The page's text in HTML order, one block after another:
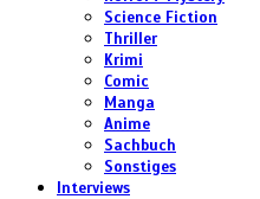
Science Fiction
Thriller
Krimi
Comic
Manga
Anime
Sachbuch
Sonstiges
Interviews